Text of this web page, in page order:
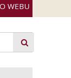
O WEBU